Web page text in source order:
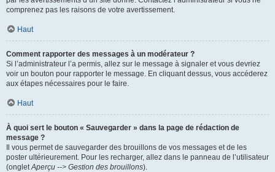
comprenez pas les raisons de votre avertissement.
Haut
Comment rapporter des messages à un modérateur ?
Si l’administrateur l’a permis, allez sur le message à signaler et vous devriez
voir un bouton pour rapporter le message. En cliquant dessus, vous accéderez
aux étapes nécessaires pour le faire.
Haut
À quoi sert le bouton « Sauvegarder » dans la page de rédaction de
message ?
Il vous permet de sauvegarder des brouillons de vos messages et de les
poster ultérieurement. Pour les recharger, allez dans le panneau de l’utilisateur
(ongletAperçu --> Gestion des brouillons).